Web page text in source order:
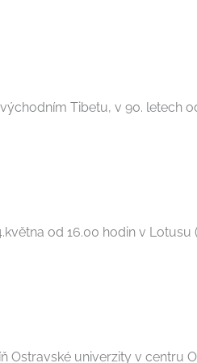
Tibetu, v 90. letech
od 16.00 hodin v Lotusu
Ostravské univerzity v centru